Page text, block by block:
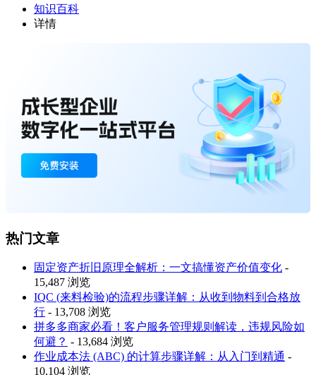
知识百科
详情
热门文章
固定资产折旧原理全解析：一文搞懂资产价值变化 -
15,487 浏览
IQC (来料检验)的流程步骤详解：从收到物料到合格放
行 - 13,708 浏览
拼多多商家必看！客户服务管理规则解读，违规风险如
何避？ - 13,684 浏览
作业成本法 (ABC) 的计算步骤详解：从入门到精通 -
10,104 浏览